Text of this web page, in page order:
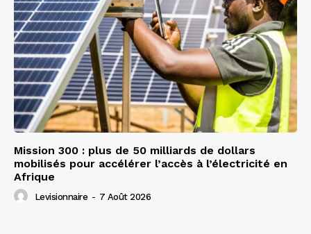
Mission 300 : plus de 50 milliards de dollars
mobilisés pour accélérer l’accès à l’électricité en
Afrique
Levisionnaire - 7 Août 2026